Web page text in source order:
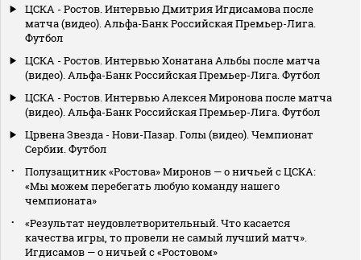
ЦСКА - Ростов. Интервью Дмитрия Игдисамова после
матча (видео). Альфа-Банк Российская Премьер-Лига.
Футбол
ЦСКА - Ростов. Интервью Хонатана Альбы после матча
(видео). Альфа-Банк Российская Премьер-Лига. Футбол
ЦСКА - Ростов. Интервью Алексея Миронова после матча
(видео). Альфа-Банк Российская Премьер-Лига. Футбол
Црвена Звезда - Нови-Пазар. Голы (видео). Чемпионат
Сербии. Футбол
Полузащитник «Ростова» Миронов — о ничьей с ЦСКА:
«Мы можем перебегать любую команду нашего
чемпионата»
«Результат неудовлетворительный. Что касается
качества игры, то провели не самый лучший матч».
Игдисамов — о ничьей с «Ростовом»